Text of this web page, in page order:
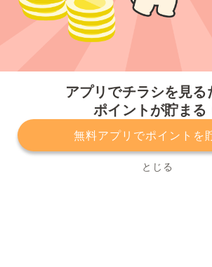
アプリでチラシを見る
ポイントが貯まる
無料アプリでポイントを
とじる
プライバシーポリシー 利用規約
サービスに関してのお問い合わせ